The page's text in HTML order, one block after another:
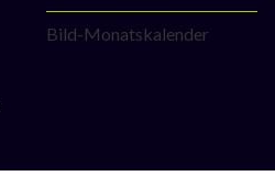
Bild-Monatskalender